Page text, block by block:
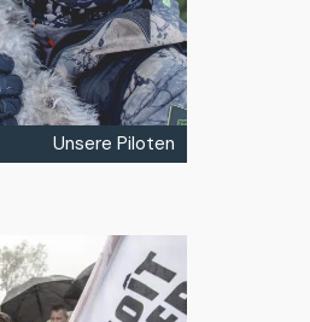
Unsere Piloten